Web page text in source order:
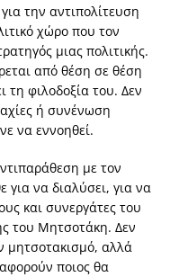
την αντιπολίτευση
χώρο που τον
µιας πολιτικής.
από θέση σε θέση
τη φιλοδοξία του. ∆εν
ή συνένωση
να εννοηθεί.
µε τον
για να διαλύσει, για να
και συνεργάτες του
του Μητσοτάκη. ∆εν
µητσοτακισµό, αλλά
ποιος θα